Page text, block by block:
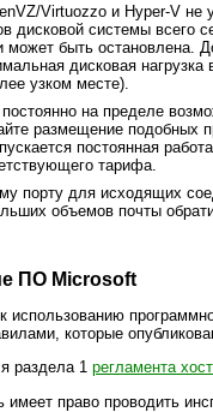
Virtuozzo и Hyper-V не
дисковой системы всего
может быть остановлена.
дисковая нагрузка
узком месте).
на пределе
размещение подобных
постоянная
тарифа.
порту для исходящих
объемов почты
ПО Microsoft
использованию
которые
раздела 1 регламента
имеет право проводить